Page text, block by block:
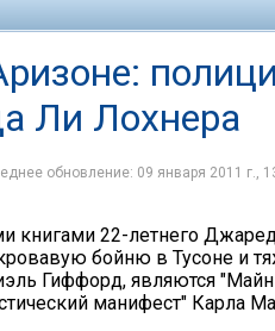
Ли Лохнера
обновление: 09 января 2011 г.,
22-летнего
бойню в Тусоне и
Гиффорд, являются
манифест" Карла